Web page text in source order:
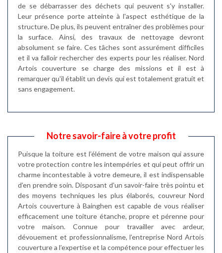
de se débarrasser des déchets qui peuvent s'y installer.
Leur présence porte atteinte à l'aspect esthétique de la
structure. De plus, ils peuvent entraîner des problèmes pour
la surface. Ainsi, des travaux de nettoyage devront
absolument se faire. Ces tâches sont assurément difficiles
et il va falloir rechercher des experts pour les réaliser. Nord
Artois couverture se charge des missions et il est à
remarquer qu'il établit un devis qui est totalement gratuit et
sans engagement.
Notre savoir-faire à votre profit
Puisque la toiture est l’élément de votre maison qui assure
votre protection contre les intempéries et qui peut offrir un
charme incontestable à votre demeure, il est indispensable
d’en prendre soin. Disposant d’un savoir-faire très pointu et
des moyens techniques les plus élaborés, couvreur Nord
Artois couverture à Bainghen est capable de vous réaliser
efficacement une toiture étanche, propre et pérenne pour
votre maison. Connue pour travailler avec ardeur,
dévouement et professionnalisme, l’entreprise Nord Artois
couverture a l’expertise et la compétence pour effectuer les